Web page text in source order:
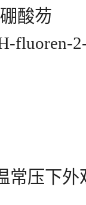
酸芴
fluoren-
常压下